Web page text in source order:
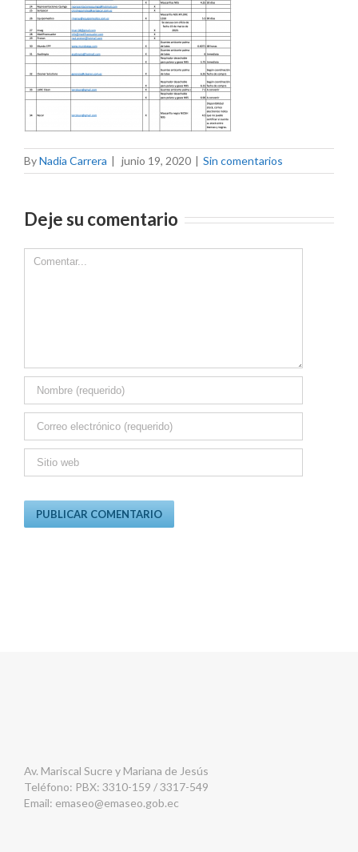
ByNadia Carrera | junio 19, 2020 | Sin comentarios
Deje su comentario
Comment
Av. Mariscal Sucre y Mariana de Jesús
Teléfono: PBX: 3310-159 / 3317-549
Email: emaseo@emaseo.gob.ec